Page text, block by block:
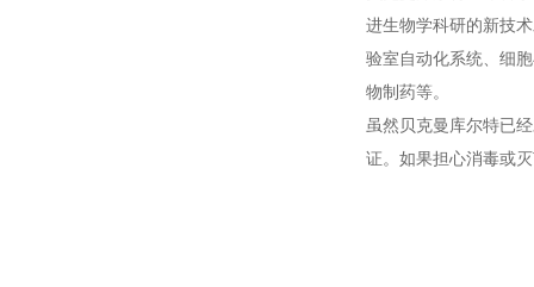
进生物学科研的新技
验室自动化系统、细
物制药等。
虽然贝克曼库尔特已
证。如果担心消毒或